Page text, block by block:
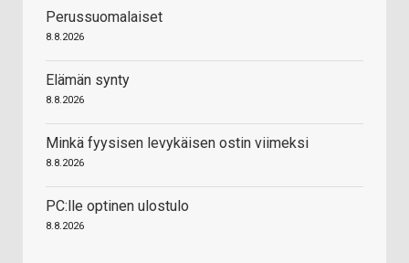
Perussuomalaiset
8.8.2026
Elämän synty
8.8.2026
Minkä fyysisen levykäisen ostin viimeksi
8.8.2026
PC:lle optinen ulostulo
8.8.2026